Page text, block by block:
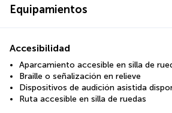
Equipamientos
Accesibilidad
Aparcamiento accesible en silla de
Braille o señalización en relieve
Dispositivos de audición asistida
Ruta accesible en silla de ruedas